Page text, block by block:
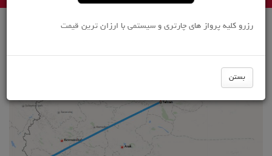
رزرو کلیه پرواز های چارتری و سیستمی با ارزان ترین قیمت
بستن